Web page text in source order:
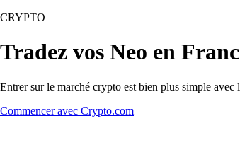
CRYPTO
Tradez vos Neo en
Entrer sur le marché crypto est bien plus simple
Commencer avec Crypto.com